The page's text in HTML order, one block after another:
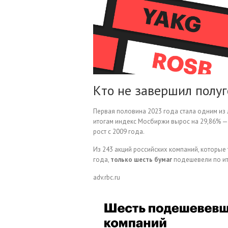
Кто не завершил
Первая половина 2023 года стала одним
итогам индекс Мосбиржи вырос на 29,86%
рост с 2009 года.
Из 243 акций российских компаний,
года, только шесть бумаг подешевели по
adv.rbc.ru